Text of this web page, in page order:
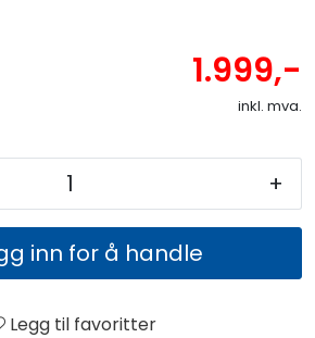
1.999,-
inkl. mva.
+
inn for å handle
Legg til favoritter